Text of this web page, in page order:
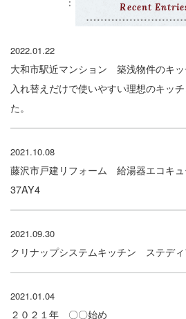
Recent
2022.01.22
大和市駅近マンション 築浅物件のキ
入れ替えだけで使いやすい理想のキッ
た。
2021.10.08
藤沢市戸建リフォーム 給湯器エコキ
37AY4
2021.09.30
クリナップシステムキッチン ステデ
2021.01.04
２０２１年 〇〇始め